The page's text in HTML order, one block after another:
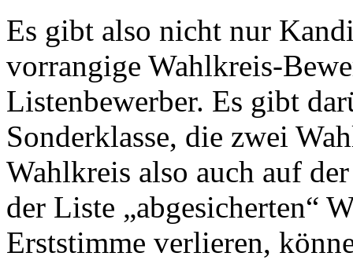
Es gibt also nicht nur
vorrangige Wahlkreis-
Listenbewerber. Es gibt
Sonderklasse, die zwei
Wahlkreis also auch auf
der Liste „abgesicherten“
Erststimme verlieren,